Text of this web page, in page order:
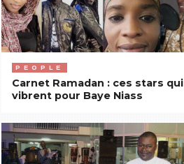
PEOPLE
Carnet Ramadan : ces stars qui
vibrent pour Baye Niass